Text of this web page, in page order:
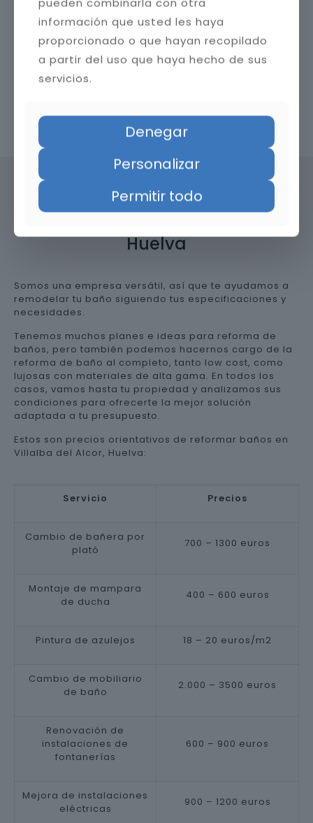
Contacta con nosotros
Huelva
Somos una empresa versátil, así que te ayudamos a
remodelar tu baño siguiendo tus especificaciones y
necesidades.
Tenemos muchos planes e ideas para reforma de
baños, pero también podemos hacernos cargo de la
reforma de baño al completo, tanto low cost, como
lujosas con materiales de alta gama. En todos los
casos, vamos hasta tu propiedad y analizamos sus
condiciones para ofrecerte la mejor solución
adaptada a tu presupuesto.
Estos son precios orientativos de reformar baños en
Villalba del Alcor, Huelva:
Servicio Precios
Cambio de bañera por
plató
700 – 1300 euros
Montaje de mampara
de ducha
400 – 600 euros
Pintura de azulejos 18 – 20 euros/m2
Cambio de mobiliario
de baño
2.000 – 3500 euros
Renovación de
instalaciones de
fontanerías
600 – 900 euros
Mejora de instalaciones
eléctricas
900 – 1200 euros
información que usted les haya
proporcionado o que hayan recopilado
a partir del uso que haya hecho de sus
servicios.
Denegar
Personalizar
Permitir todo